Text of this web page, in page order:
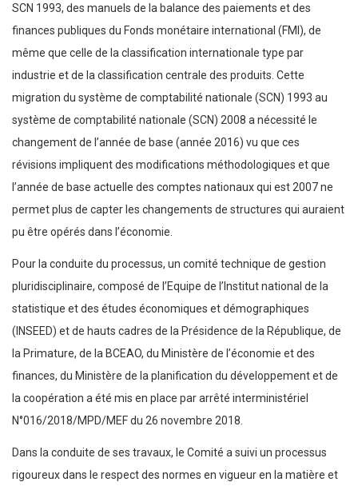
SCN 1993, des manuels de la balance des paiements et des
finances publiques du Fonds monétaire international (FMI), de
même que celle de la classification internationale type par
industrie et de la classification centrale des produits. Cette
migration du système de comptabilité nationale (SCN) 1993 au
système de comptabilité nationale (SCN) 2008 a nécessité le
changement de l’année de base (année 2016) vu que ces
révisions impliquent des modifications méthodologiques et que
l’année de base actuelle des comptes nationaux qui est 2007 ne
permet plus de capter les changements de structures qui auraient
pu être opérés dans l’économie.
Pour la conduite du processus, un comité technique de gestion
pluridisciplinaire, composé de l’Equipe de l’Institut national de la
statistique et des études économiques et démographiques
(INSEED) et de hauts cadres de la Présidence de la République, de
la Primature, de la BCEAO, du Ministère de l’économie et des
finances, du Ministère de la planification du développement et de
la coopération a été mis en place par arrêté interministériel
N°016/2018/MPD/MEF du 26 novembre 2018.
Dans la conduite de ses travaux, le Comité a suivi un processus
rigoureux dans le respect des normes en vigueur en la matière et